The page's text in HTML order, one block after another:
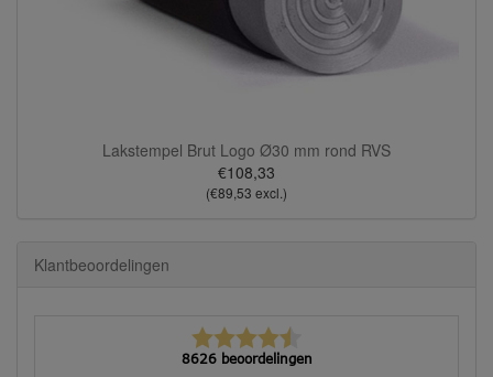
Lakstempel Brut Logo Ø30 mm rond RVS
€108,33
(€89,53 excl.)
Klantbeoordelingen
8626 beoordelingen